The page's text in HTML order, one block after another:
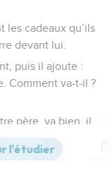
les cadeaux qu’ils
devant lui.
puis il ajoute :
Comment va-t-il ?
père, va bien, il
jusqu’à terre.
fils de sa mère. Il